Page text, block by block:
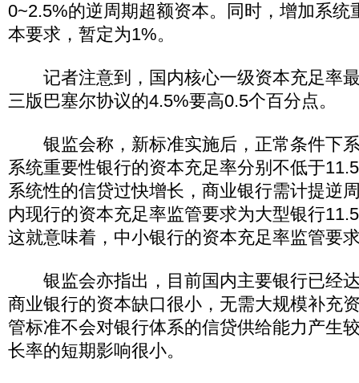
0~2.5%的逆周期超额资本。同时，增加系统
本要求，暂定为1%。
记者注意到，国内核心一级资本充足率
三版巴塞尔协议的4.5%要高0.5个百分点。
银监会称，新标准实施后，正常条件下
系统重要性银行的资本充足率分别不低于
系统性的信贷过快增长，商业银行需计提逆
内现行的资本充足率监管要求为大型银行
这就意味着，中小银行的资本充足率监管要
银监会亦指出，目前国内主要银行已经
商业银行的资本缺口很小，无需大规模补充
管标准不会对银行体系的信贷供给能力产生
长率的短期影响很小。